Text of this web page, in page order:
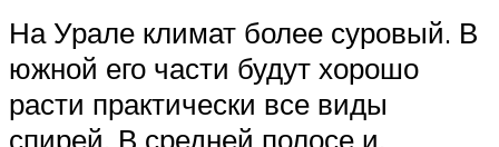
На Урале климат более суровый. В
южной его части будут хорошо
расти практически все виды
спирей. В средней полосе и,